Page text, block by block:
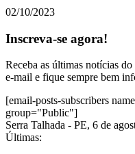
02/10/2023
Inscreva-se agora!
Receba as últimas notícias
e-mail e fique sempre bem
[email-posts-subscribers
group="Public"]
Serra Talhada - PE, 6 de
Últimas: